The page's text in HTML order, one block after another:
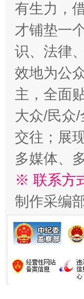
有生力，
才铺垫一
识、法律
效地为公
主，全面
大众/民众
交往；展
多媒体、
※ 联系方
制作采编部